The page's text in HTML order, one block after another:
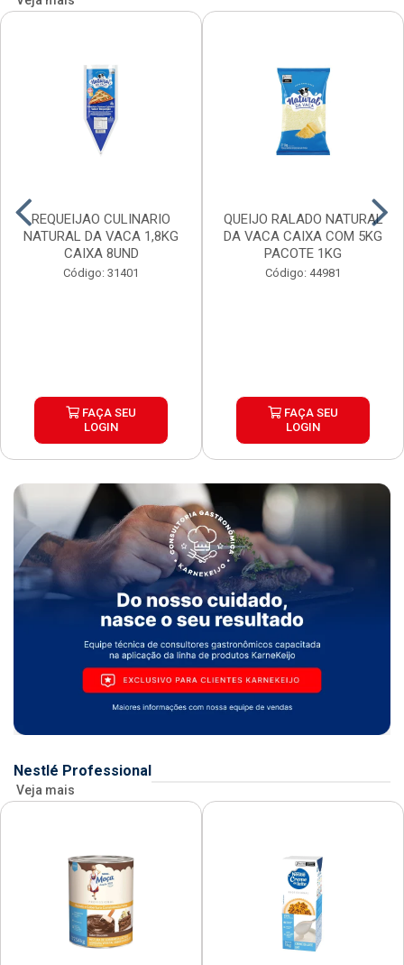
REQUEIJAO CULINARIO
NATURAL DA VACA 1,8KG
CAIXA 8UND
Código: 31401
FAÇA SEU
LOGIN
QUEIJO RALADO NATURAL
DA VACA CAIXA COM 5KG
PACOTE 1KG
Código: 44981
FAÇA SEU
LOGIN
Nestlé Professional
Veja mais